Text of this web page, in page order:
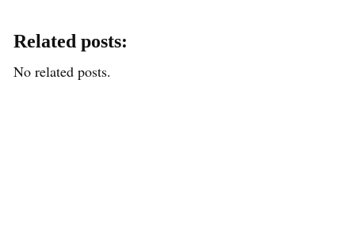
Related posts:
No related posts.